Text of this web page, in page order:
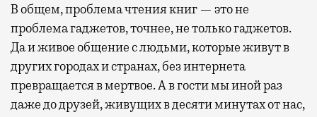
В общем, проблема чтения книг — это не
проблема гаджетов, точнее, не только гаджетов.
Да и живое общение с людьми, которые живут в
других городах и странах, без интернета
превращается в мертвое. А в гости мы иной раз
даже до друзей, живущих в десяти минутах от нас,